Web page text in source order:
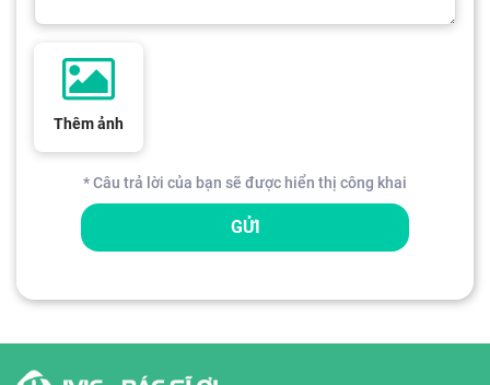
Thêm ảnh
* Câu trả lời của bạn sẽ được hiển thị công khai
GỬI